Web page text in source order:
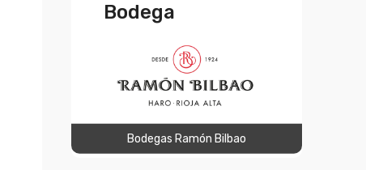
Bodega
Bodegas Ramón Bilbao